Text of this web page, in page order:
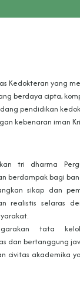
Kedokteran yang
berdaya cipta,
pendidikan
kebenaran iman
tri dharma
berdampak bagi
sikap dan
realistis selaras
tata
dan bertanggung
civitas akademika